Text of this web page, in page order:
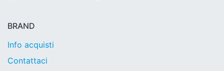
BRAND
Info acquisti
Contattaci